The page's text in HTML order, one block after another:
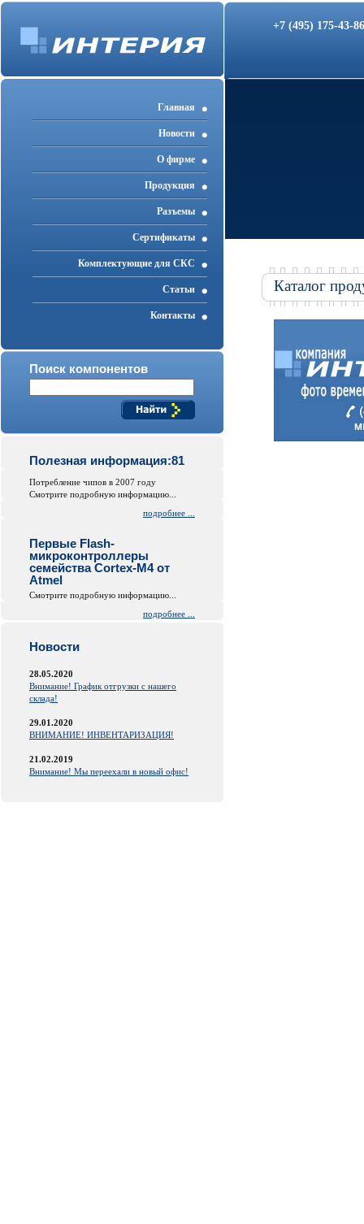
+7 (495) 175-43-
Главная
Новости
О фирме
Продукция
Разъемы
Cертификаты
Комплектующие для СКС
Статьи
Контакты
Поиск компонентов
Полезная информация:81
Потребление чипов в 2007 году
Смотрите подробную информацию...
подробнее ...
Первые Flash-
микроконтроллеры
семейства Cortex-M4 от
Atmel
Смотрите подробную информацию...
подробнее ...
Новости
28.05.2020
Внимание! График отгрузки с нашего
склада!
29.01.2020
ВНИМАНИЕ! ИНВЕНТАРИЗАЦИЯ!
21.02.2019
Внимание! Мы переехали в новый офис!
Каталог